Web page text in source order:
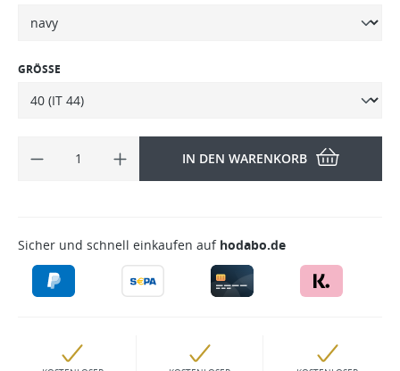
GRÖSSE
IN DEN WARENKORB
Sicher und schnell einkaufen auf hodabo.de